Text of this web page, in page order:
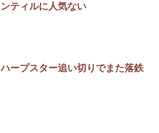
ンティルに人気ない
ハープスター追い切りでまた落鉄